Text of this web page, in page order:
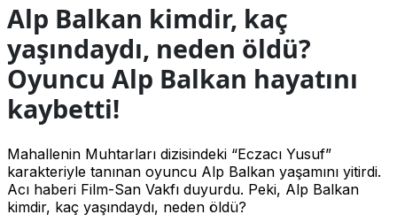
Alp Balkan kimdir, kaç
yaşındaydı, neden öldü?
Oyuncu Alp Balkan hayatını
kaybetti!
Mahallenin Muhtarları dizisindeki “Eczacı Yusuf”
karakteriyle tanınan oyuncu Alp Balkan yaşamını yitirdi.
Acı haberi Film-San Vakfı duyurdu. Peki, Alp Balkan
kimdir, kaç yaşındaydı, neden öldü?